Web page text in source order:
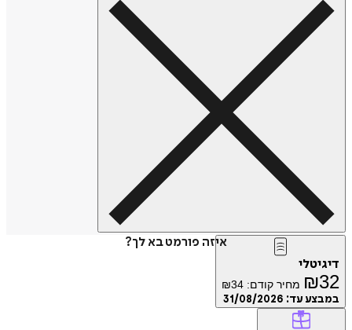
איזה פורמט בא לך?
דיגיטלי
₪32 מחיר קודם: ₪34
במבצע עד: 31/08/2026